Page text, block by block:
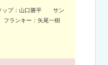
ップ：山口勝平 サン
ランキー：矢尾一樹